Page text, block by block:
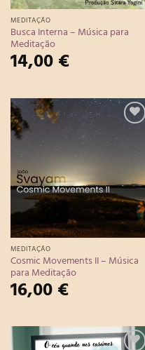
MEDITAÇÃO
Busca Interna – Música para
Meditação
14,00€
Adicionar
à Lista de
Desejos
MEDITAÇÃO
Cosmic Movements II – Música
para Meditação
16,00€